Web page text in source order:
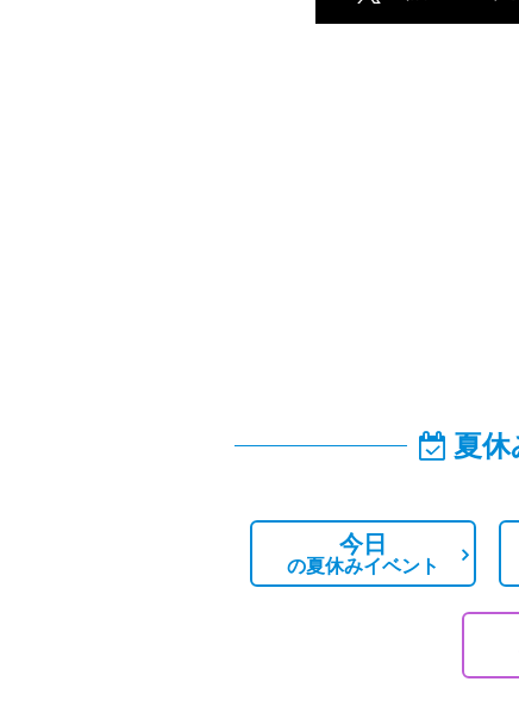
夏
今日
の夏休みイベント